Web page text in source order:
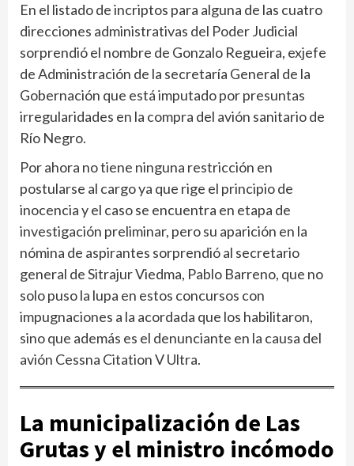
En el listado de incriptos para alguna de las cuatro
direcciones administrativas del Poder Judicial
sorprendió el nombre de Gonzalo Regueira, exjefe
de Administración de la secretaría General de la
Gobernación que está imputado por presuntas
irregularidades en la compra del avión sanitario de
Río Negro.
Por ahora no tiene ninguna restricción en
postularse al cargo ya que rige el principio de
inocencia y el caso se encuentra en etapa de
investigación preliminar, pero su aparición en la
nómina de aspirantes sorprendió al secretario
general de Sitrajur Viedma, Pablo Barreno, que no
solo puso la lupa en estos concursos con
impugnaciones a la acordada que los habilitaron,
sino que además es el denunciante en la causa del
avión Cessna Citation V Ultra.
La municipalización de Las
Grutas y el ministro incómodo